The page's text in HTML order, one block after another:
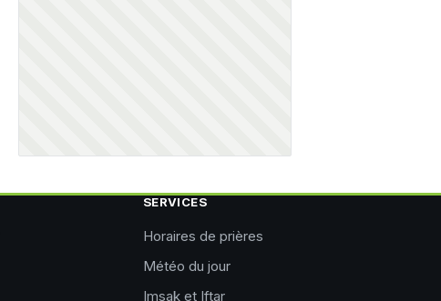
SERVICES
Horaires de prières
Météo du jour
Imsak et Iftar